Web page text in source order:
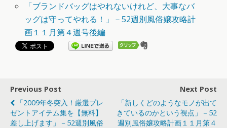
「ブランドバッグはやれないけれど、大事なバ
ッグは守ってやれる！」－52週別風俗嬢攻略計
画１１月第４週号後編
Previous Post
「2009年冬突入！厳選プレ
ゼントアイテム集を【無料】
差し上げます」－52週別風俗
Next Post
「新しくどのようなモノが出て
きているのかという視点」－52
週別風俗嬢攻略計画１１月第４